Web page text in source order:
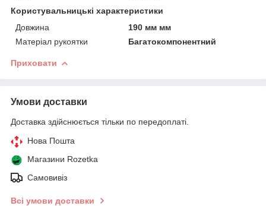
Користувальницькі характеристики
Довжина
190 мм мм
Матеріал рукоятки
Багатокомпонентний
Приховати
Умови доставки
Доставка здійснюється тільки по передоплаті.
Нова Пошта
Магазини Rozetka
Самовивіз
Всі умови доставки